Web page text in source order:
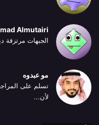
Almutairi
الجبهات مرتزقة
مو عبدوه
تسلم على
لأن...